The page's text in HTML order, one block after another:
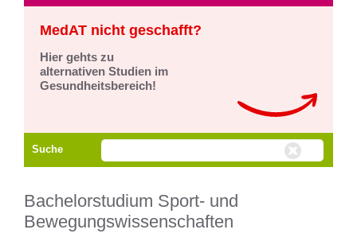
MedAT nicht geschafft?
Hier gehts zu
alternativen Studien im
Gesundheitsbereich!
Suche
Bachelorstudium Sport- und
Bewegungswissenschaften